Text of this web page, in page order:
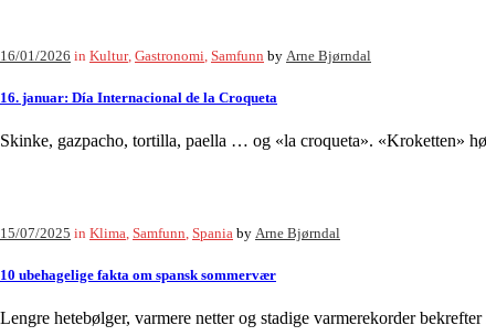
16/01/2026 in Kultur, Gastronomi Samfunn by Arne Bjørndal
16. januar: Día Internacional de la Croqueta
Skinke, gazpacho, tortilla, paella … og «la croqueta». «Kroketten»
15/07/2025 in Klima, Samfunn, Spania by Arne Bjørndal
10 ubehagelige fakta om spansk sommervær
Lengre hetebølger, varmere netter og stadige varmerekorder